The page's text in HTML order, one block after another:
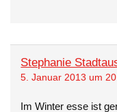
Stephanie
5. Januar 2013 um
Im Winter esse ist